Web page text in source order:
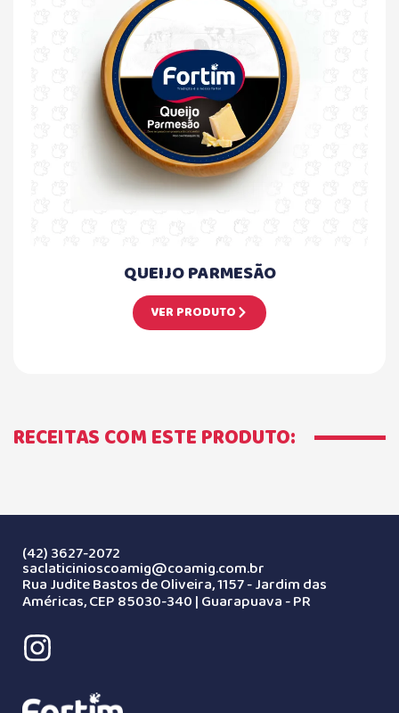
QUEIJO PARMESÃO
VER PRODUTO
RECEITAS COM ESTE PRODUTO:
(42) 3627-2072
saclaticinioscoamig@coamig.com.br
Rua Judite Bastos de Oliveira, 1157 - Jardim das
Américas, CEP 85030-340 | Guarapuava - PR